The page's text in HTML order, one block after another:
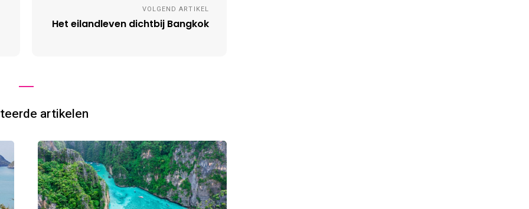
VOLGEND ARTIKEL
Het eilandleven dichtbij Bangkok
artikelen